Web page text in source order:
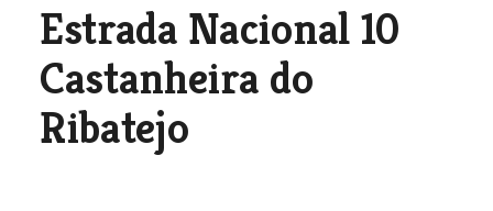
Estrada Nacional 10
Castanheira do
Ribatejo